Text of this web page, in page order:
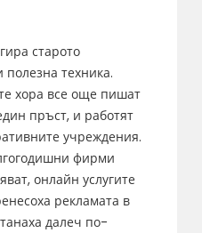
старото
техника.
хора все още пишат
пръст, и работят
учреждения.
фирми
онлайн услугите
рекламата в
далеч по-